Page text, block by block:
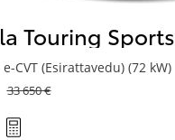
Touring Sports
CVT (Esirattavedu) (72 kW)
33 650 €